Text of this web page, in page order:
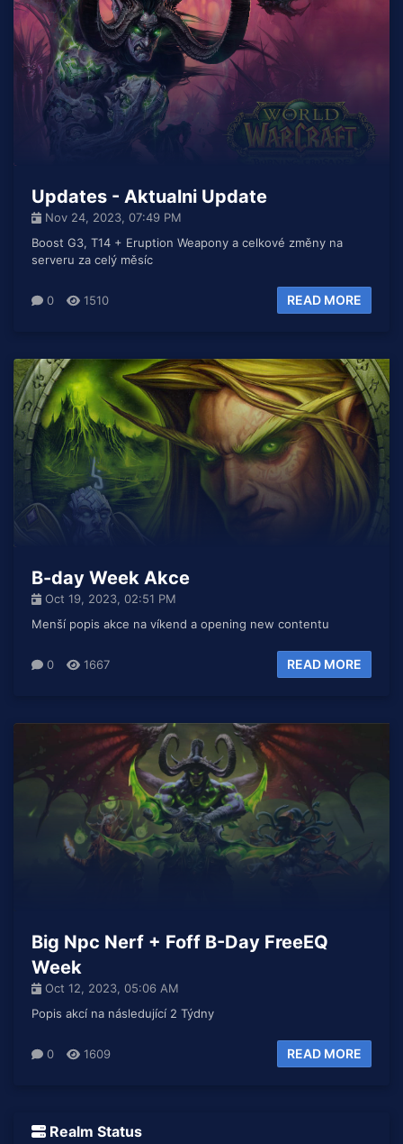
Updates - Aktualni Update
Nov 24, 2023, 07:49 PM
Boost G3, T14 + Eruption Weapony a celkové změny na
serveru za celý měsíc
0 1510 READ MORE
B-day Week Akce
Oct 19, 2023, 02:51 PM
Menší popis akce na víkend a opening new contentu
0 1667 READ MORE
Big Npc Nerf + Foff B-Day FreeEQ
Week
Oct 12, 2023, 05:06 AM
Popis akcí na následující 2 Týdny
0 1609 READ MORE
Realm Status